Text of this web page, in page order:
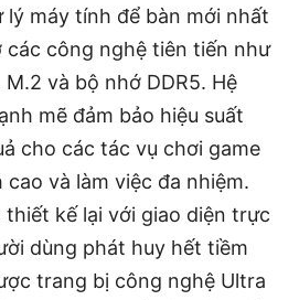
lý máy tính để bàn mới nhất
các công nghệ tiên tiến như
M.2 và bộ nhớ DDR5. Hệ
mẽ đảm bảo hiệu suất
cho các tác vụ chơi game
và làm việc đa nhiệm.
thiết kế lại với giao diện trực
dùng phát huy hết tiềm
trang bị công nghệ Ultra